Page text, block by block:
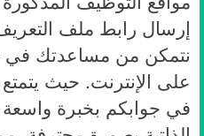
إرسال رابط ملف
نتمكن من مساعدتك في
على الإنترنت. حيث
في جوابكم بخبرة